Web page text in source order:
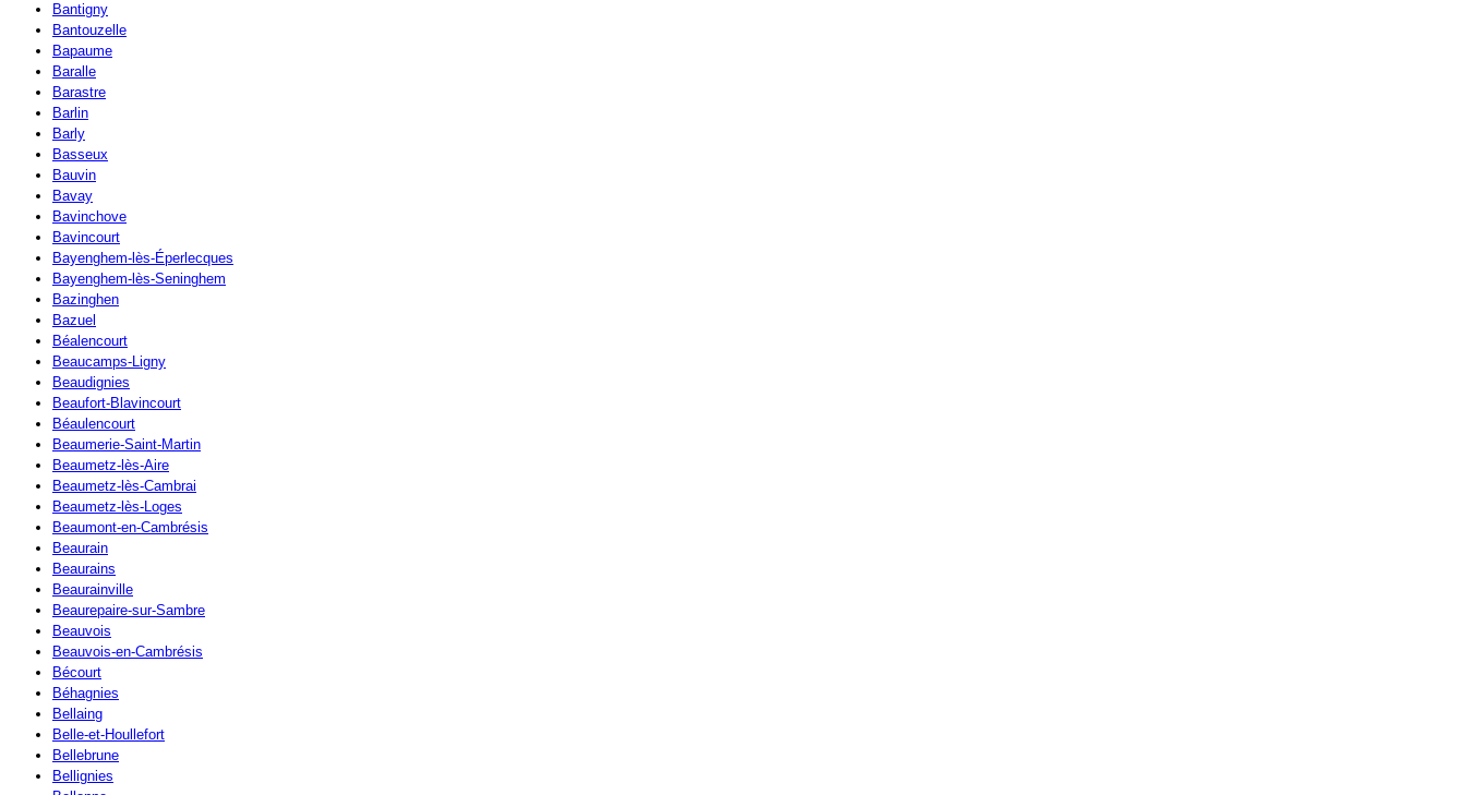
Bantigny
Bantouzelle
Bapaume
Baralle
Barastre
Barlin
Barly
Basseux
Bauvin
Bavay
Bavinchove
Bavincourt
Bayenghem-lès-Éperlecques
Bayenghem-lès-Seninghem
Bazinghen
Bazuel
Béalencourt
Beaucamps-Ligny
Beaudignies
Beaufort-Blavincourt
Béaulencourt
Beaumerie-Saint-Martin
Beaumetz-lès-Aire
Beaumetz-lès-Cambrai
Beaumetz-lès-Loges
Beaumont-en-Cambrésis
Beaurain
Beaurains
Beaurainville
Beaurepaire-sur-Sambre
Beauvois
Beauvois-en-Cambrésis
Bécourt
Béhagnies
Bellaing
Belle-et-Houllefort
Bellebrune
Bellignies